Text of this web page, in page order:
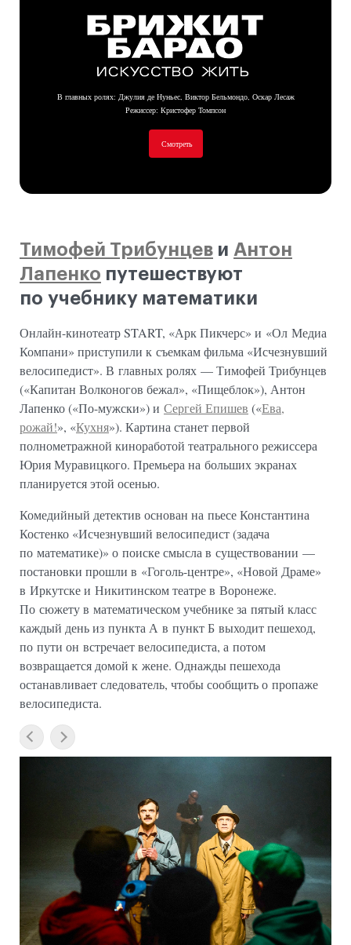
В главных ролях: Джулия де Нуньес, Виктор Бельмондо, Оскар Лесаж
Режиссер: Кристофер Томпсон
Смотреть
Тимофей Трибунцев и Антон
Лапенко путешествуют
по учебнику математики
Онлайн-кинотеатр START, «Арк Пикчерс» и «Ол Медиа
Компани» приступили к съемкам фильма «Исчезнувший
велосипедист». В главных ролях — Тимофей Трибунцев
(«Капитан Волконогов бежал», «Пищеблок»), Антон
Лапенко («По-мужски») и Сергей Епишев («Ева,
рожай!», «Кухня»). Картина станет первой
полнометражной киноработой театрального режиссера
Юрия Муравицкого. Премьера на больших экранах
планируется этой осенью.
Комедийный детектив основан на пьесе Константина
Костенко «Исчезнувший велосипедист (задача
по математике)» о поиске смысла в существовании —
постановки прошли в «Гоголь-центре», «Новой Драме»
в Иркутске и Никитинском театре в Воронеже.
По сюжету в математическом учебнике за пятый класс
каждый день из пункта А в пункт Б выходит пешеход,
по пути он встречает велосипедиста, а потом
возвращается домой к жене. Однажды пешехода
останавливает следователь, чтобы сообщить о пропаже
велосипедиста.